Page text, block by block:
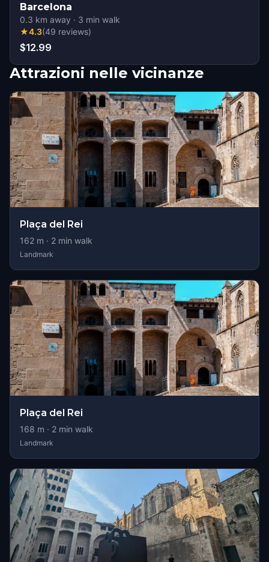
Barcelona
0.3 km away · 3 min walk
★4.3(49 reviews)
$12.99
Attrazioni nelle vicinanze
Plaça del Rei
162 m · 2 min walk
Landmark
Plaça del Rei
168 m · 2 min walk
Landmark